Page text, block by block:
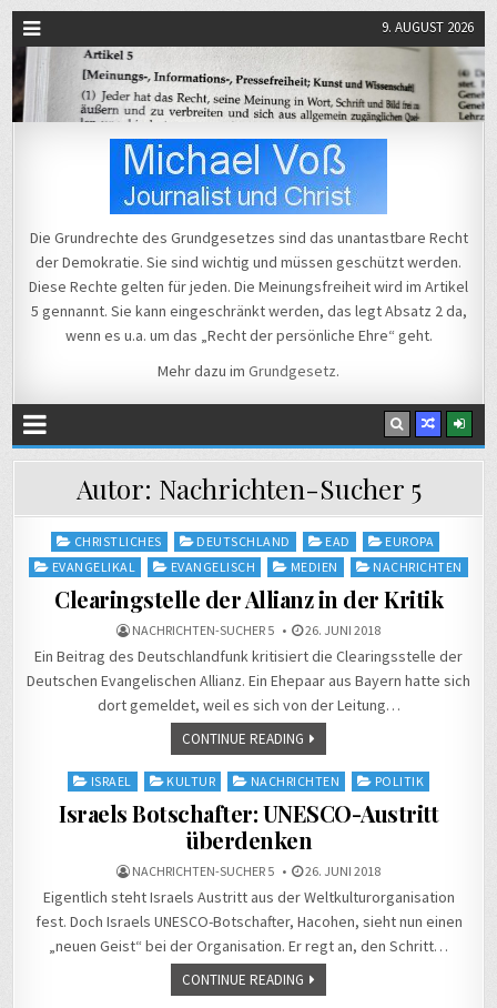
9. AUGUST 2026
Michael Voß
Die Grundrechte des Grundgesetzes sind das unantastbare Recht
der Demokratie. Sie sind wichtig und müssen geschützt werden.
Diese Rechte gelten für jeden. Die Meinungsfreiheit wird im Artikel
5 gennannt. Sie kann eingeschränkt werden, das legt Absatz 2 da,
wenn es u.a. um das „Recht der persönliche Ehre“ geht.
Mehr dazu im Grundgesetz.
Autor: Nachrichten-Sucher 5
Posted
in
CHRISTLICHES DEUTSCHLAND EAD
EUROPA
EVANGELIKAL
EVANGELISCH MEDIEN NACHRICHTEN
Clearingstelle der Allianz in der Kritik
NACHRICHTEN-SUCHER 5 26. JUNI 2018
Ein Beitrag des Deutschlandfunk kritisiert die Clearingsstelle der
Deutschen Evangelischen Allianz. Ein Ehepaar aus Bayern hatte sich
dort gemeldet, weil es sich von der Leitung…
CONTINUE READING
Posted
ISRAEL KULTUR NACHRICHTEN POLITIK
Israels Botschafter: UNESCO-Austritt
überdenken
NACHRICHTEN-SUCHER 5 26. JUNI 2018
Eigentlich steht Israels Austritt aus der Weltkulturorganisation
fest. Doch Israels UNESCO-Botschafter, Hacohen, sieht nun einen
„neuen Geist“ bei der Organisation. Er regt an, den Schritt…
CONTINUE READING